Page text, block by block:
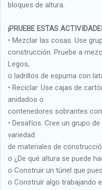
bloques de altura.
¡PRUEBE ESTAS
• Mezclar las cosas. Use
construcción. Pruebe a
Legos,
o ladrillos de espuma con
• Reciclar. Use cajas de
anidados o
contenedores sobrantes
• Desafíos. Cree un grupo
variedad
de materiales de
o ¿De qué altura se puede
o Construir un túnel que
o Construir algo trabajando